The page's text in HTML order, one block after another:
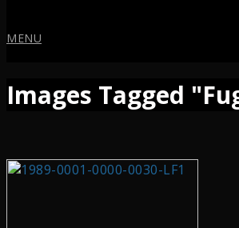
MENU
Images Tagged